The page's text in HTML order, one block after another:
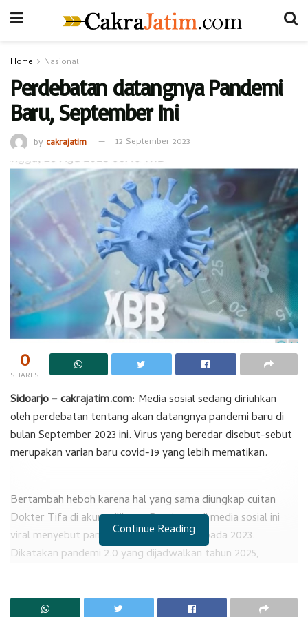
Home Nasional
Perdebatan datangnya Pandemi
Baru, September Ini
by cakrajatim 12 September 2023
0
SHARES
Sidoarjo – cakrajatim.com: Media sosial sedang diriuhkan
oleh perdebatan tentang akan datangnya pandemi baru di
bulan September 2023 ini. Virus yang beredar disebut-sebut
merupakan varian baru covid-19 yang lebih mematikan.
Bertambah heboh karena hal yang sama diungkap cuitan
Dokter Tifa di akun miliknya. Postingan di media sosial ini
viral menyebut pandemi 2.0 bakal terjadi pada 2023.
Dikatakan pandemi 2.0 yang dijadwalkan tahun 2025,
Continue Reading